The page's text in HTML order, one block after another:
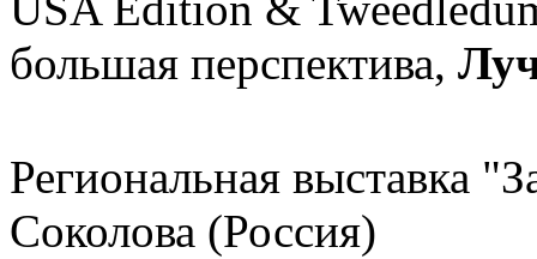
большая перспектива,
Региональная выставка
Соколова (Россия)